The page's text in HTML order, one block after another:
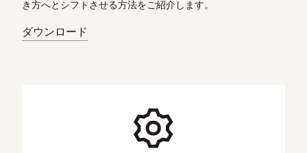
き方へとシフトさせる方法をご紹介します。
ダウンロード